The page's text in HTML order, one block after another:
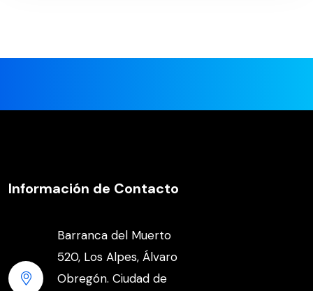
Información de Contacto
Barranca del Muerto
520, Los Alpes, Álvaro
Obregón. Ciudad de